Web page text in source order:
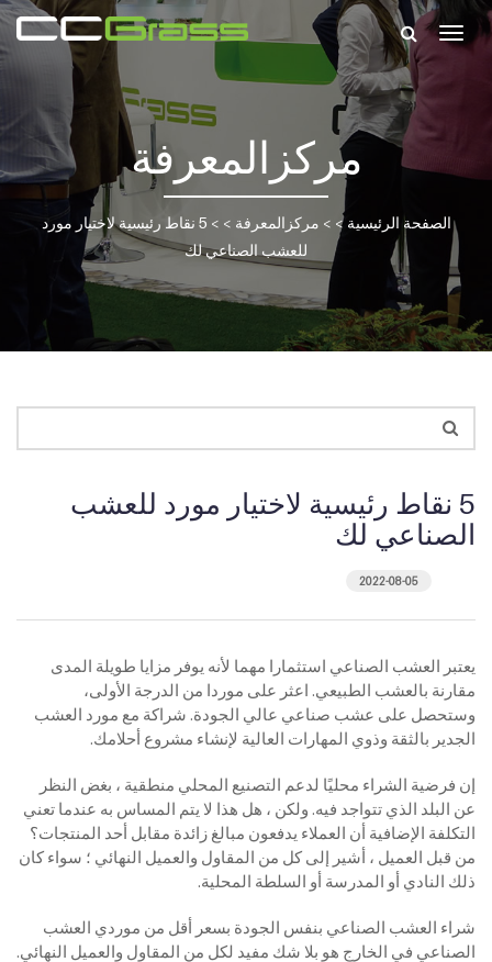
مركزالمعرفة
الصفحة الرئيسية> > مركزالمعرفة > >
5 نقاط رئيسية لاختيار مورد
للعشب الصناعي لك
5 نقاط رئيسية لاختيار مورد للعشب
الصناعي لك
2022-08-05
يعتبر العشب الصناعي استثمارا مهما لأنه يوفر مزايا طويلة المدى
مقارنة بالعشب الطبيعي. اعثر على موردا من الدرجة الأولى،
وستحصل على عشب صناعي عالي الجودة. شراكة مع مورد العشب
الجدير بالثقة وذوي المهارات العالية لإنشاء مشروع أحلامك.
إن فرضية الشراء محليًا لدعم التصنيع المحلي منطقية ، بغض النظر
عن البلد الذي تتواجد فيه. ولكن ، هل هذا لا يتم المساس به عندما تعني
التكلفة الإضافية أن العملاء يدفعون مبالغ زائدة مقابل أحد المنتجات؟
من قبل العميل ، أشير إلى كل من المقاول والعميل النهائي ؛ سواء كان
ذلك النادي أو المدرسة أو السلطة المحلية.
شراء العشب الصناعي بنفس الجودة بسعر أقل من موردي العشب
الصناعي في الخارج هو بلا شك مفيد لكل من المقاول والعميل النهائي.